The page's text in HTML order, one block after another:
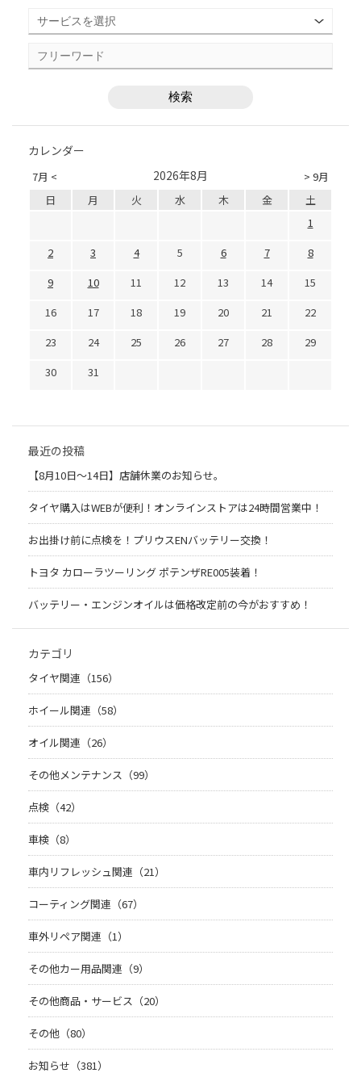
カレンダー
7月 < > 9月
2026年8月
日 月 火 水 木 金
土
1
2
3 4 5 6 7
8
9
10 11 12 13 14
15
16
17 18 19 20 21
22
23
24 25 26 27 28
29
30
31
最近の投稿
【8月10日～14日】店舗休業のお知らせ。
タイヤ購入はWEBが便利！オンラインストアは24時間営業中！
お出掛け前に点検を！プリウスENバッテリー交換！
トヨタ カローラツーリング ポテンザRE005装着！
バッテリー・エンジンオイルは価格改定前の今がおすすめ！
カテゴリ
タイヤ関連（156）
ホイール関連（58）
オイル関連（26）
その他メンテナンス（99）
点検（42）
車検（8）
車内リフレッシュ関連（21）
コーティング関連（67）
車外リペア関連（1）
その他カー用品関連（9）
その他商品・サービス（20）
その他（80）
お知らせ（381）